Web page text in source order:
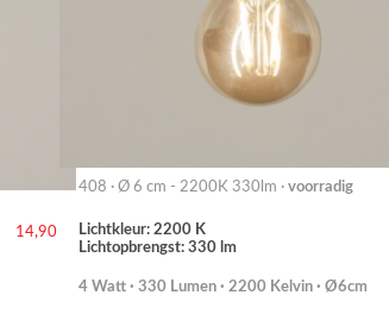
14,90
408 · Ø 6 cm - 2200K 330lm · voorradig
Lichtkleur: 2200 K
Lichtopbrengst: 330 lm
4 Watt · 330 Lumen · 2200 Kelvin · Ø6cm